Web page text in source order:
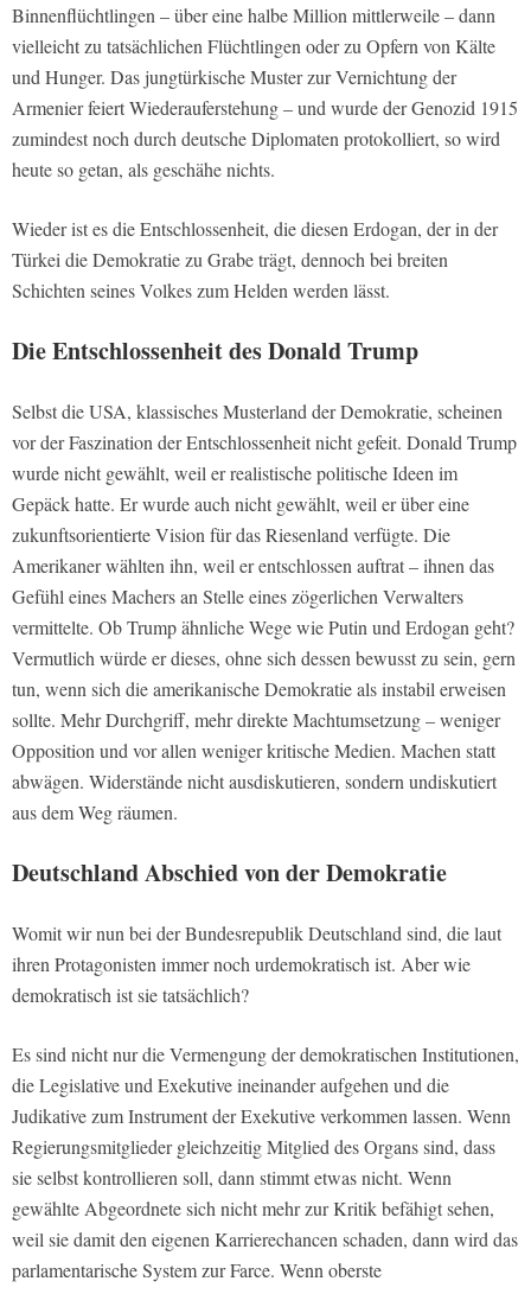
Binnenflüchtlingen – über eine halbe Million mittlerweile – dann
vielleicht zu tatsächlichen Flüchtlingen oder zu Opfern von Kälte
und Hunger. Das jungtürkische Muster zur Vernichtung der
Armenier feiert Wiederauferstehung – und wurde der Genozid 1915
zumindest noch durch deutsche Diplomaten protokolliert, so wird
heute so getan, als geschähe nichts.
Wieder ist es die Entschlossenheit, die diesen Erdogan, der in der
Türkei die Demokratie zu Grabe trägt, dennoch bei breiten
Schichten seines Volkes zum Helden werden lässt.
Die Entschlossenheit des Donald Trump
Selbst die USA, klassisches Musterland der Demokratie, scheinen
vor der Faszination der Entschlossenheit nicht gefeit. Donald Trump
wurde nicht gewählt, weil er realistische politische Ideen im
Gepäck hatte. Er wurde auch nicht gewählt, weil er über eine
zukunftsorientierte Vision für das Riesenland verfügte. Die
Amerikaner wählten ihn, weil er entschlossen auftrat – ihnen das
Gefühl eines Machers an Stelle eines zögerlichen Verwalters
vermittelte. Ob Trump ähnliche Wege wie Putin und Erdogan geht?
Vermutlich würde er dieses, ohne sich dessen bewusst zu sein, gern
tun, wenn sich die amerikanische Demokratie als instabil erweisen
sollte. Mehr Durchgriff, mehr direkte Machtumsetzung – weniger
Opposition und vor allen weniger kritische Medien. Machen statt
abwägen. Widerstände nicht ausdiskutieren, sondern undiskutiert
aus dem Weg räumen.
Deutschland Abschied von der Demokratie
Womit wir nun bei der Bundesrepublik Deutschland sind, die laut
ihren Protagonisten immer noch urdemokratisch ist. Aber wie
demokratisch ist sie tatsächlich?
Es sind nicht nur die Vermengung der demokratischen Institutionen,
die Legislative und Exekutive ineinander aufgehen und die
Judikative zum Instrument der Exekutive verkommen lassen. Wenn
Regierungsmitglieder gleichzeitig Mitglied des Organs sind, dass
sie selbst kontrollieren soll, dann stimmt etwas nicht. Wenn
gewählte Abgeordnete sich nicht mehr zur Kritik befähigt sehen,
weil sie damit den eigenen Karrierechancen schaden, dann wird das
parlamentarische System zur Farce. Wenn oberste